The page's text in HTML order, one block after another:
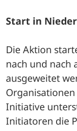
Start in
Die Aktion
nach und nach
ausgeweitet
Initiative
Initiatoren die